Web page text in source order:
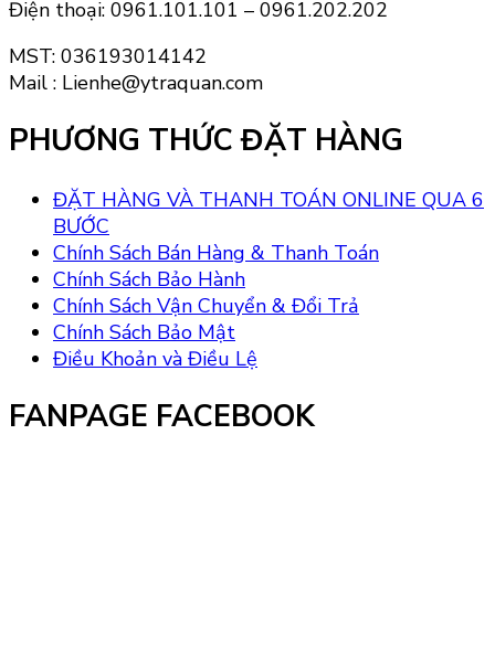
Điện thoại: 0961.101.101 – 0961.202.202
MST: 036193014142
Mail : Lienhe@ytraquan.com
PHƯƠNG THỨC ĐẶT HÀNG
ĐẶT HÀNG VÀ THANH TOÁN ONLINE QUA 6
BƯỚC
Chính Sách Bán Hàng & Thanh Toán
Chính Sách Bảo Hành
Chính Sách Vận Chuyển & Đổi Trả
Chính Sách Bảo Mật
Điều Khoản và Điều Lệ
FANPAGE FACEBOOK